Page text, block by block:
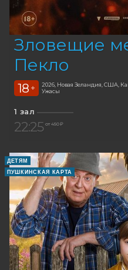
Зловещие
Пекло
18 +
2026, Новая Зеландия, США,
Ужасы
1 зал
22:25 от 450 ₽
ДЕТЯМ
ПУШКИНСКАЯ КАРТА